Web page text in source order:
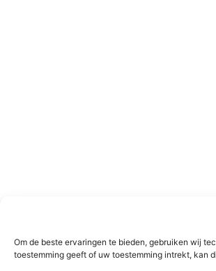
Om de beste ervaringen te bieden, gebruiken wij
toestemming geeft of uw toestemming intrekt, kan